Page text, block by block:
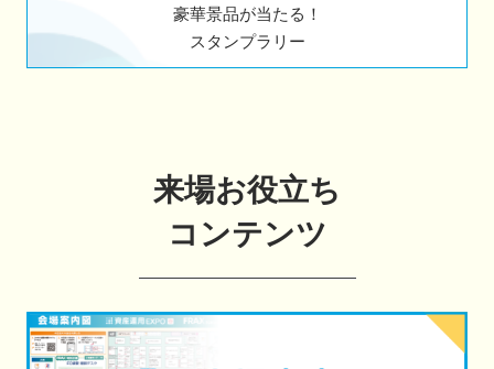
豪華景品が当たる！
スタンプラリー
来場お役立ち
コンテンツ